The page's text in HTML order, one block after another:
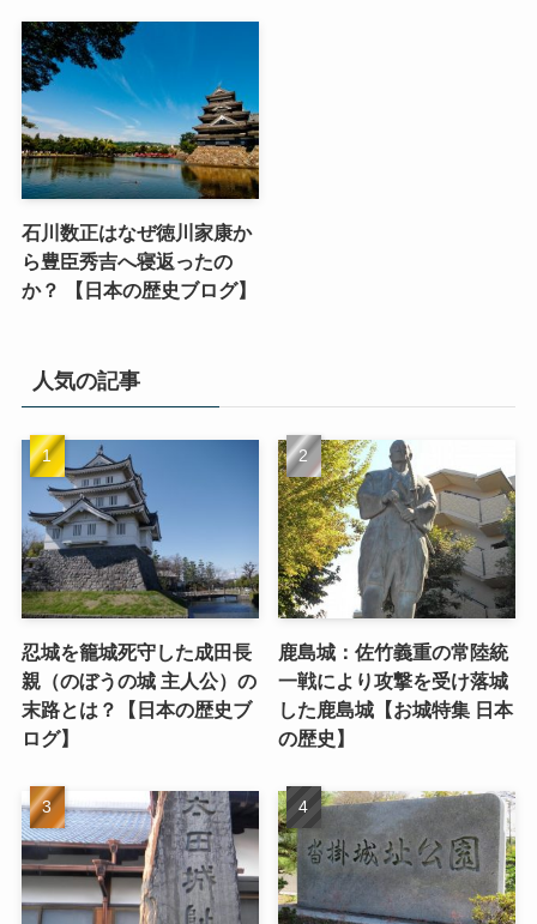
石川数正はなぜ徳川家康か
ら豊臣秀吉へ寝返ったの
か？ 【日本の歴史ブログ】
人気の記事
忍城を籠城死守した成田長
親（のぼうの城 主人公）の
末路とは？【日本の歴史ブ
ログ】
鹿島城：佐竹義重の常陸統
一戦により攻撃を受け落城
した鹿島城【お城特集 日本
の歴史】